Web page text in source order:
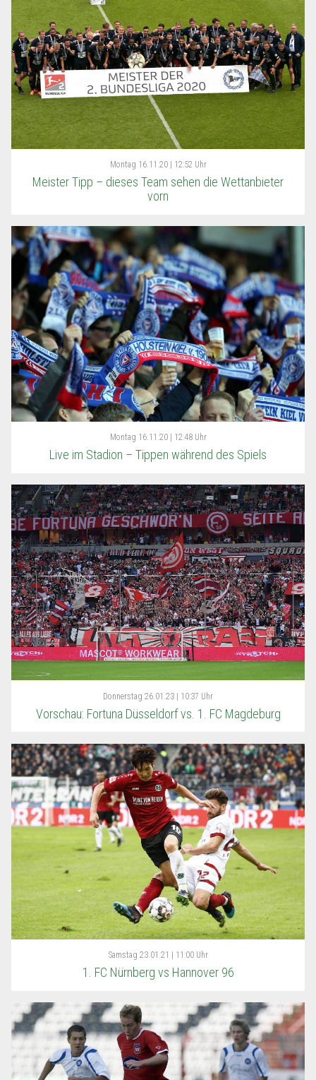
Montag 16.11.20 | 12:52 Uhr
Meister Tipp – dieses Team sehen die Wettanbieter
vorn
Montag 16.11.20 | 12:48 Uhr
Live im Stadion – Tippen während des Spiels
Donnerstag 26.01.23 | 10:37 Uhr
Vorschau: Fortuna Düsseldorf vs. 1. FC Magdeburg
Samstag 23.01.21 | 11:00 Uhr
1. FC Nürnberg vs Hannover 96